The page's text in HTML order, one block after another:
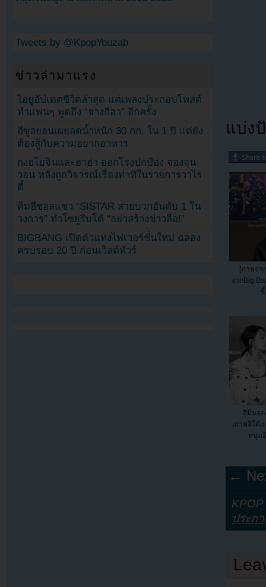
แบ่ง
[ภาพจา
จากBig
ซึ้
อีมินจอ
เกาหลีใต้
หนุ่ม
←
ประก
Tweets by @KpopYouzab
ข่าวล่ามาแรง
ไอยูอัปเดตชีวิตล่าสุด แต่เพลงประกอบโพสต์
ทำแฟนๆ พูดถึง “จางกีฮา” อีกครั้ง
อีซูฮยอนเผยลดน้ำหนัก 30 กก. ใน 1 ปี แต่ยัง
ต้องสู้กับความอยากอาหาร
กงฮโยจินและฮาฮ่า ออกโรงปกป้อง จองจุน
วอน หลังถูกวิจารณ์เรื่องท่าทีในรายการวาไร
ตี้
คิมฮีชอลแซว “SISTAR สายบวกอันดับ 1 ใน
วงการ” ทำโซยูรีบโต้ “อย่าสร้างข่าวลือ!”
BIGBANG เปิดตัวแท่งไฟเวอร์ชั่นใหม่ ฉลอง
ครบรอบ 20 ปี ก่อนเวิลด์ทัวร์